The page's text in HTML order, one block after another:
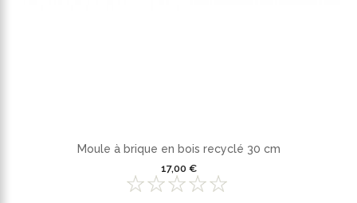
Moule à brique en bois recyclé 30 cm
17,00 €